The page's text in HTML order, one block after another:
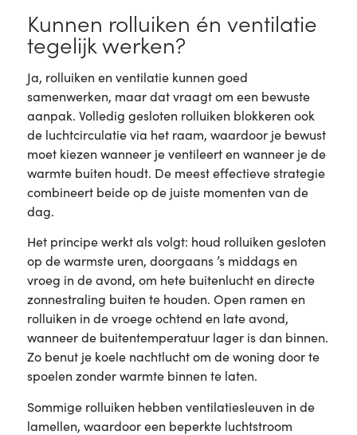
Kunnen rolluiken én ventilatie
tegelijk werken?
Ja, rolluiken en ventilatie kunnen goed
samenwerken, maar dat vraagt om een bewuste
aanpak. Volledig gesloten rolluiken blokkeren ook
de luchtcirculatie via het raam, waardoor je bewust
moet kiezen wanneer je ventileert en wanneer je de
warmte buiten houdt. De meest effectieve strategie
combineert beide op de juiste momenten van de
dag.
Het principe werkt als volgt: houd rolluiken gesloten
op de warmste uren, doorgaans ’s middags en
vroeg in de avond, om hete buitenlucht en directe
zonnestraling buiten te houden. Open ramen en
rolluiken in de vroege ochtend en late avond,
wanneer de buitentemperatuur lager is dan binnen.
Zo benut je koele nachtlucht om de woning door te
spoelen zonder warmte binnen te laten.
Sommige rolluiken hebben ventilatiesleuven in de
lamellen, waardoor een beperkte luchtstroom